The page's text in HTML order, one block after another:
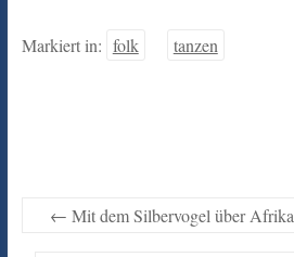
Markiert in: folk tanzen
← Mit dem Silbervogel über Afrika